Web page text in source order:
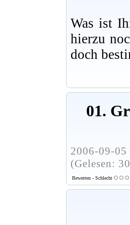
Was ist
hierzu
doch
01.
2006-09-
(Gelesen:
Bewerten - Schlecht